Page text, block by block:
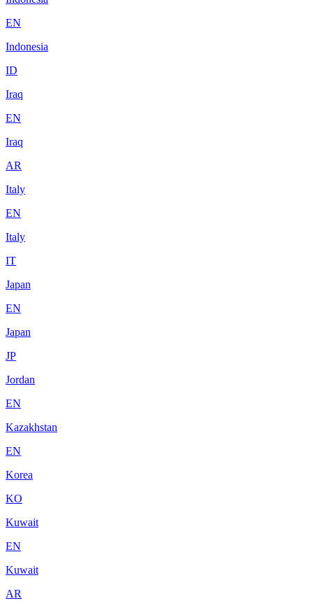
EN
Indonesia
ID
Iraq
EN
Iraq
AR
Italy
EN
Italy
IT
Japan
EN
Japan
JP
Jordan
EN
Kazakhstan
EN
Korea
KO
Kuwait
EN
Kuwait
AR